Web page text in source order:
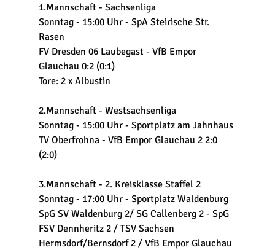
1.Mannschaft - Sachsenliga
Sonntag - 15:00 Uhr - SpA Steirische Str.
Rasen
FV Dresden 06 Laubegast - VfB Empor
Glauchau 0:2 (0:1)
Tore: 2 x Albustin
2.Mannschaft - Westsachsenliga
Sonntag - 15:00 Uhr - Sportplatz am Jahnhaus
TV Oberfrohna - VfB Empor Glauchau 2 2:0
(2:0)
3.Mannschaft - 2. Kreisklasse Staffel 2
Sonntag - 17:00 Uhr - Sportplatz Waldenburg
SpG SV Waldenburg 2/ SG Callenberg 2 - SpG
FSV Dennheritz 2 / TSV Sachsen
Hermsdorf/Bernsdorf 2 / VfB Empor Glauchau